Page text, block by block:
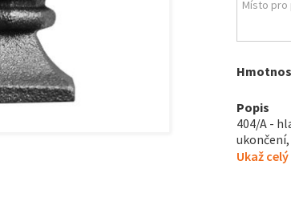
Popis
404/A -
ukončení,
Ukaž